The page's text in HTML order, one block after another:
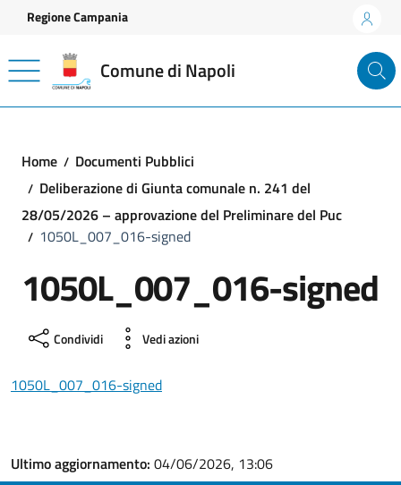
Vai ai contenuti
Vai al footer
Regione Campania
Comune di Napoli
Home
Documenti Pubblici
Deliberazione di Giunta comunale n. 241 del
28/05/2026 – approvazione del Preliminare del Puc
1050L_007_016-signed
1050L_007_016-signed
Condividi Vedi azioni
1050L_007_016-signed
Ultimo aggiornamento: 04/06/2026, 13:06